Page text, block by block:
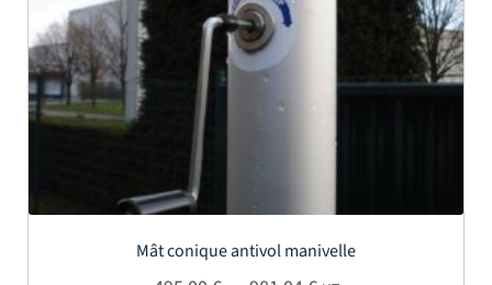
Mât conique antivol manivelle